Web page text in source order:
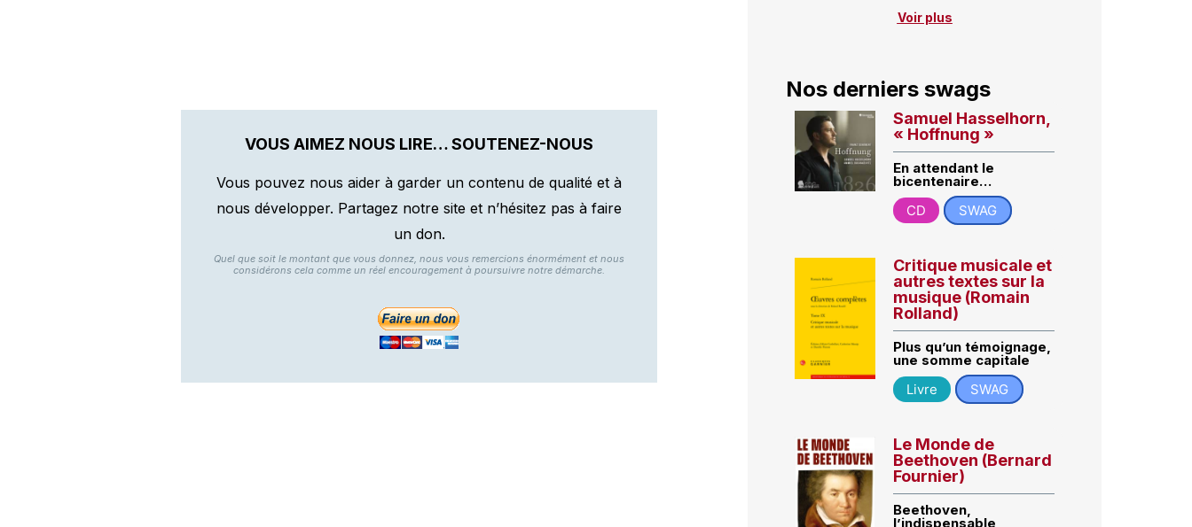
VOUS AIMEZ NOUS LIRE… SOUTENEZ-NOUS
Vous pouvez nous aider à garder un contenu de qualité et à
nous développer. Partagez notre site et n’hésitez pas à faire
un don.
Quel que soit le montant que vous donnez, nous vous remercions énormément et nous
considérons cela comme un réel encouragement à poursuivre notre démarche.
Voir plus
Nos derniers swags
Samuel Hasselhorn,
« Hoffnung »
En attendant le
bicentenaire…
CD
SWAG
Critique musicale et
autres textes sur la
musique (Romain
Rolland)
Plus qu’un témoignage,
une somme capitale
Livre
SWAG
Le Monde de
Beethoven (Bernard
Fournier)
Beethoven,
l’indispensable